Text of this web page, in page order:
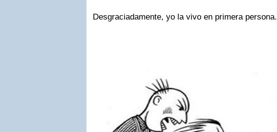
Desgraciadamente, yo la vivo en primera persona.